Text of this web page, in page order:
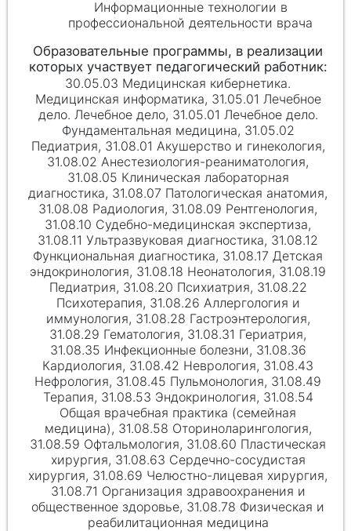
Информационные технологии в
профессиональной деятельности врача
30.05.03 Медицинская кибернетика.
Медицинская информатика, 31.05.01 Лечебное
дело. Лечебное дело, 31.05.01 Лечебное дело.
Фундаментальная медицина, 31.05.02
Педиатрия, 31.08.01 Акушерство и гинекология,
31.08.02 Анестезиология-реаниматология,
31.08.05 Клиническая лабораторная
диагностика, 31.08.07 Патологическая анатомия,
31.08.08 Радиология, 31.08.09 Рентгенология,
31.08.10 Судебно-медицинская экспертиза,
31.08.11 Ультразвуковая диагностика, 31.08.12
Функциональная диагностика, 31.08.17 Детская
эндокринология, 31.08.18 Неонатология, 31.08.19
Педиатрия, 31.08.20 Психиатрия, 31.08.22
Психотерапия, 31.08.26 Аллергология и
иммунология, 31.08.28 Гастроэнтерология,
31.08.29 Гематология, 31.08.31 Гериатрия,
31.08.35 Инфекционные болезни, 31.08.36
Кардиология, 31.08.42 Неврология, 31.08.43
Нефрология, 31.08.45 Пульмонология, 31.08.49
Терапия, 31.08.53 Эндокринология, 31.08.54
Общая врачебная практика (семейная
медицина), 31.08.58 Оториноларингология,
31.08.59 Офтальмология, 31.08.60 Пластическая
хирургия, 31.08.63 Сердечно-сосудистая
хирургия, 31.08.69 Челюстно-лицевая хирургия,
31.08.71 Организация здравоохранения и
общественное здоровье, 31.08.78 Физическая и
реабилитационная медицина